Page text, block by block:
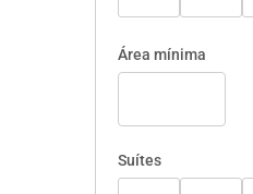
Área mínima
Suítes